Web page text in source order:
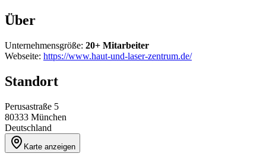
Über
Unternehmensgröße: 20+ Mitarbeiter
Webseite: https://www.haut-und-laser-zentrum.de/
Standort
Perusastraße 5
80333 München
Deutschland
Karte anzeigen